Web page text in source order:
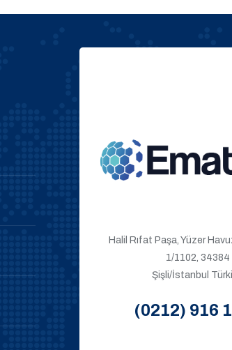
Halil Rıfat Paşa, Yüzer
1/1102, 34384
Şişli/İstanbul
(0212) 916